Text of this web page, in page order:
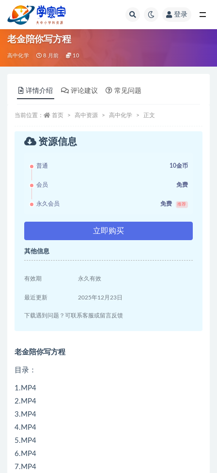
登录
老金陪你写方程
高中化学 8 月前 10
详情介绍 评论建议 常见问题
当前位置： 首页 高中资源 高中化学 正文
资源信息
普通 10金币
会员 免费
永久会员 免费 推荐
立即购买
其他信息
有效期 永久有效
最近更新 2025年12月23日
下载遇到问题？可联系客服或留言反馈
老金陪你写方程
目录：
1.MP4
2.MP4
3.MP4
4.MP4
5.MP4
6.MP4
7.MP4
全部